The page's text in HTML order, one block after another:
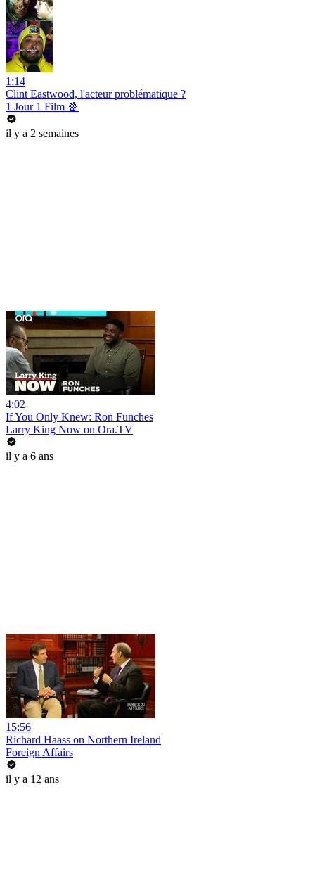
1:14
Clint Eastwood, l'acteur problématique ?
1 Jour 1 Film 🍿
il y a 2 semaines
4:02
If You Only Knew: Ron Funches
Larry King Now on Ora.TV
il y a 6 ans
15:56
Richard Haass on Northern Ireland
Foreign Affairs
il y a 12 ans